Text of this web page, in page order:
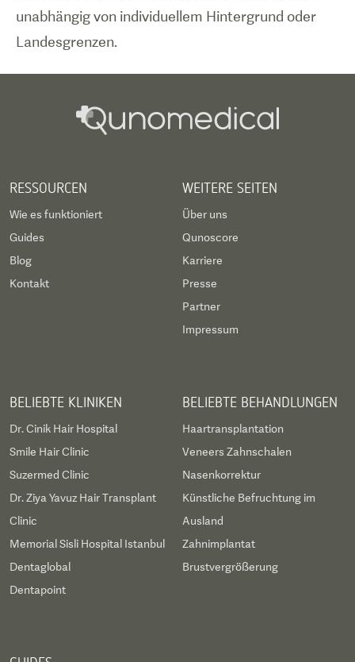
unabhängig von individuellem Hintergrund oder
Landesgrenzen.
RESSOURCEN
Wie es funktioniert
Guides
Blog
Kontakt
WEITERE SEITEN
Über uns
Qunoscore
Karriere
Presse
Partner
Impressum
BELIEBTE KLINIKEN
Dr. Cinik Hair Hospital
Smile Hair Clinic
Suzermed Clinic
Dr. Ziya Yavuz Hair Transplant
Clinic
Memorial Sisli Hospital Istanbul
Dentaglobal
Dentapoint
BELIEBTE BEHANDLUNGEN
Haartransplantation
Veneers Zahnschalen
Nasenkorrektur
Künstliche Befruchtung im
Ausland
Zahnimplantat
Brustvergrößerung